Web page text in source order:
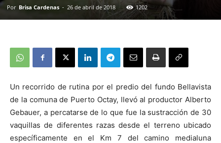
Por Brisa Cardenas - 26 de abril de 2018 1202
Un recorrido de rutina por el predio del fundo Bellavista
de la comuna de Puerto Octay, llevó al productor Alberto
Gebauer, a percatarse de lo que fue la sustracción de 30
vaquillas de diferentes razas desde el terreno ubicado
específicamente en el Km 7 del camino medialuna